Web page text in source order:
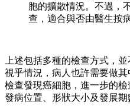
胞的擴散情況。不過，
查，適合與否由醫生按
上述包括多種的檢查方式，
視乎情況，病人也許需要做
檢查發現癌細胞，進一步的檢
發病位置、形狀大小及發展期